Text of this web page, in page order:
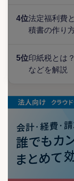
4位法定福利費
積書の作り
5位印紙税とは
などを解説